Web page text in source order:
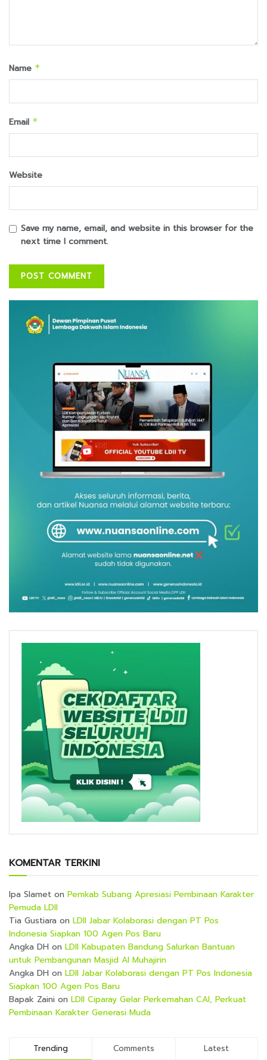
Name *
Email *
Website
Save my name, email, and website in this browser for the
next time I comment.
KOMENTAR TERKINI
Ipa Slamet on Pemkab Subang Apresiasi Pembinaan Karakter
Pemuda LDII
Tia Gustiara on LDII Jabar Kolaborasi dengan PT Pos
Indonesia Siapkan 100 Agen Pos Baru
Angka DH on LDII Kabupaten Bandung Salurkan Bantuan
untuk Pembangunan Masjid Al Muhajirin
Angka DH on LDII Jabar Kolaborasi dengan PT Pos Indonesia
Siapkan 100 Agen Pos Baru
Bapak Zaini on LDII Ciparay Gelar Perkemahan CAI, Perkuat
Pembinaan Karakter Generasi Muda
Trending Comments Latest